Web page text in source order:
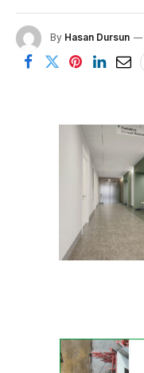
By Hasan Dursun